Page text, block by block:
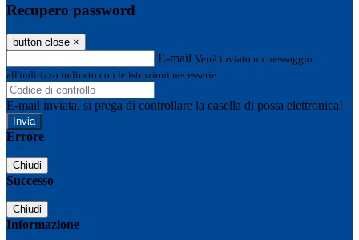
Recupero password
button close ×
E-mail Verrà inviato un messaggio
all'indirizzo indicato con le istruzioni necessarie.
E-mail inviata, si prega di controllare la casella di posta elettronica!
Errore
Chiudi
Successo
Chiudi
Informazione